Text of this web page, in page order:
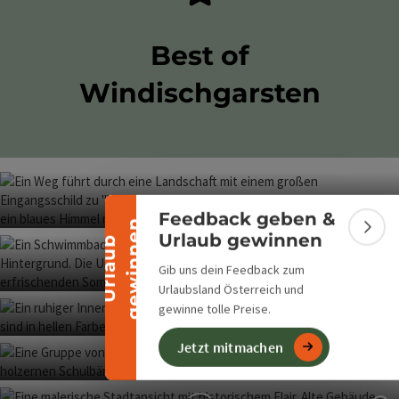
U
r
l
a
u
b
g
e
w
i
n
n
en
Banner einklappen
Feedback geben &
Urlaub gewinnen
Gib uns dein Feedback zum
Urlaubsland Österreich und
gewinne tolle Preise.
Jetzt mitmachen
Best of
Windischgarsten
Wurbauerkogel
Freibad Windischgarsten
Hallenbad Windischgarsten